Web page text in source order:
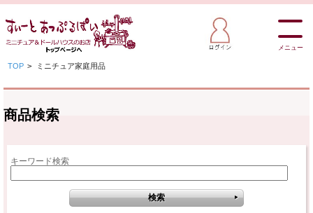
メニュー
TOP > ミニチュア家庭用品
商品検索
キーワード検索